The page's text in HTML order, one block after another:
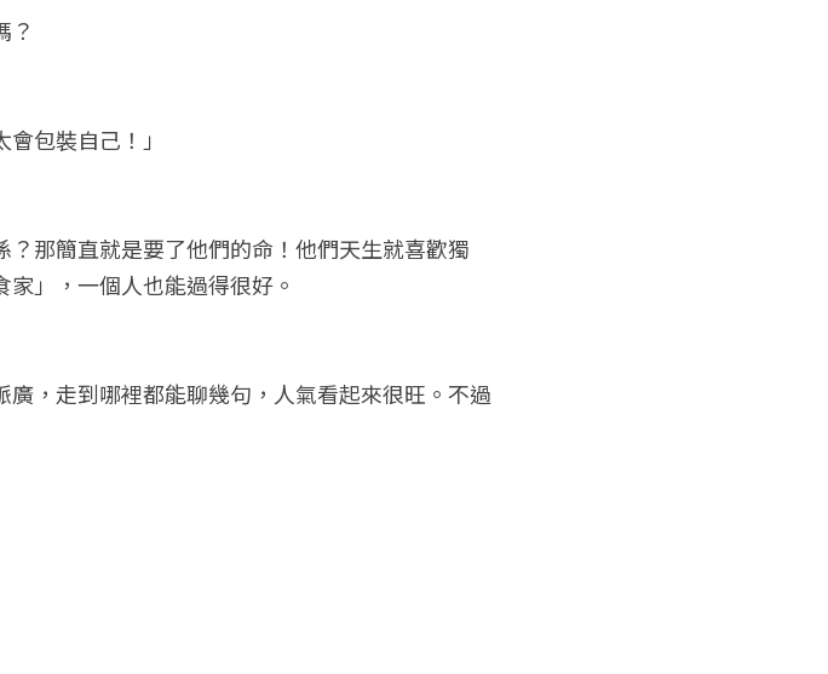
？
包裝自己！」
那簡直就是要了他們的命！他們天生就喜歡獨
」，一個人也能過得很好。
，走到哪裡都能聊幾句，人氣看起來很旺。不過